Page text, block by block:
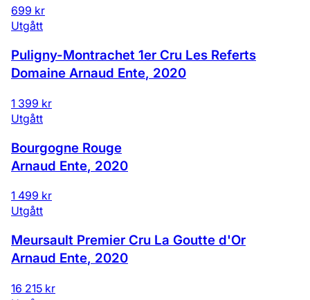
699 kr
Utgått
Puligny-Montrachet 1er Cru Les Referts
Domaine Arnaud Ente, 2020
1 399 kr
Utgått
Bourgogne Rouge
Arnaud Ente, 2020
1 499 kr
Utgått
Meursault Premier Cru La Goutte d'Or
Arnaud Ente, 2020
16 215 kr